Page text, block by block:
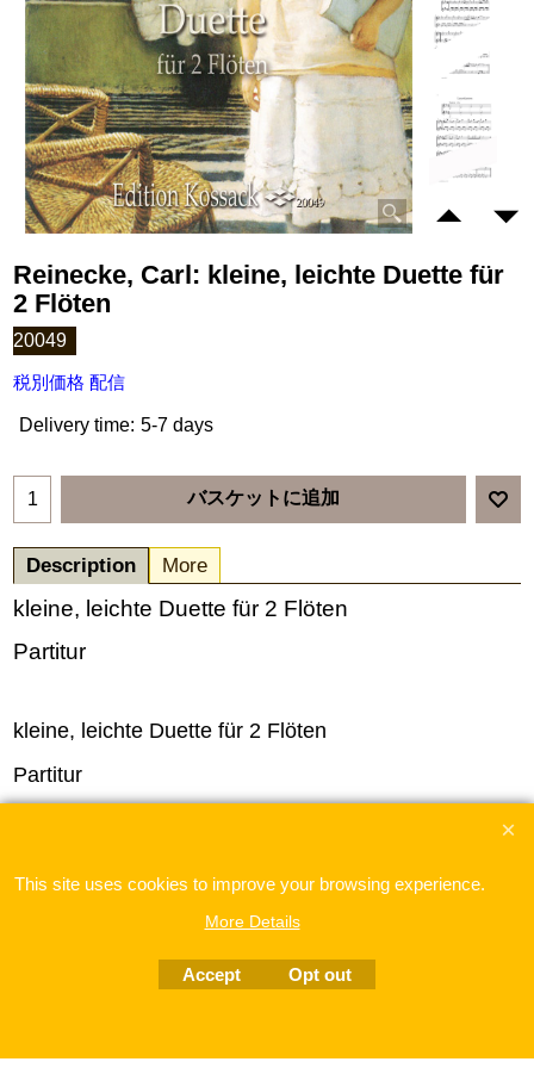
Reinecke, Carl: kleine, leichte Duette für
2 Flöten
20049
税別価格 配信
Delivery time: 5-7 days
バスケットに追加
Description More
kleine, leichte Duette für 2 Flöten
Partitur
kleine, leichte Duette für 2 Flöten
Partitur
ShopFactory eCommerce
software was used.
This site uses cookies to improve your browsing experience.
More Details
Accept Opt out